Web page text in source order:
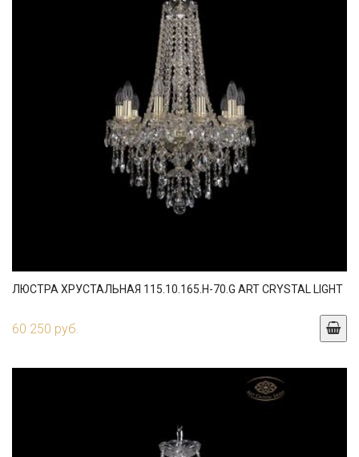
ЛЮСТРА ХРУСТАЛЬНАЯ 115.10.165.H-70.G ART CRYSTAL LIGHT
60 250 руб.